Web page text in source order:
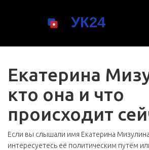
Екатерина
кто она и что
происходит
Если вы слышали имя Екатерина
интересуетесь её политическим путём